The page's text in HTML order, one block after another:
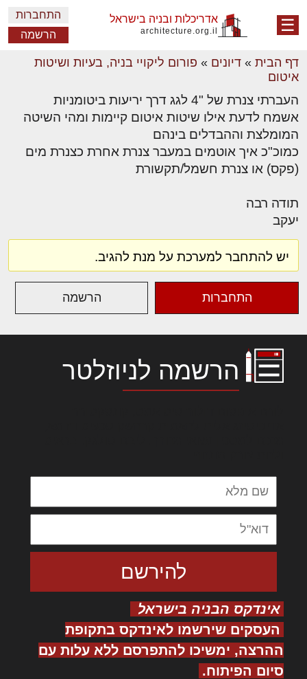
☰ אדריכלות ובניה בישראל
architecture.org.il
התחברות
הרשמה
דף הבית » דיונים » פורום ליקויי בניה, בעיות ושיטות
איטום
העברתי צנרת של "4 לגג דרך יריעות ביטומניות
אשמח לדעת אילו שיטות איטום קיימות ומהי השיטה
המומלצת וההבדלים בינהם
כמוכ"כ איך אוטמים במעבר צנרת אחרת כצנרת מים
(פקס) או צנרת חשמל/תקשורת
תודה רבה
יעקב
יש להתחבר למערכת על מנת להגיב.
התחברות הרשמה
הרשמה לניוזלטר
אינדקס הבניה בישראל
העסקים שירשמו לאינדקס בתקופת
ההרצה, ימשיכו להתפרסם ללא עלות עם
סיום הפיתוח.